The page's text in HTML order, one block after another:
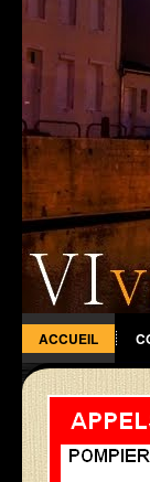
ACCUEIL
DIVERS